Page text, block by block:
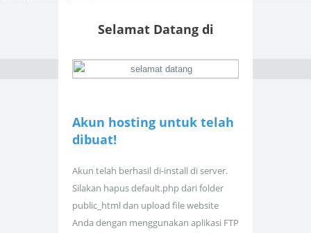
Selamat Datang di
Akun hosting untuk telah
dibuat!
Akun telah berhasil di-install di server.
Silakan hapus default.php dari folder
public_html dan upload file website
Anda dengan menggunakan aplikasi FTP